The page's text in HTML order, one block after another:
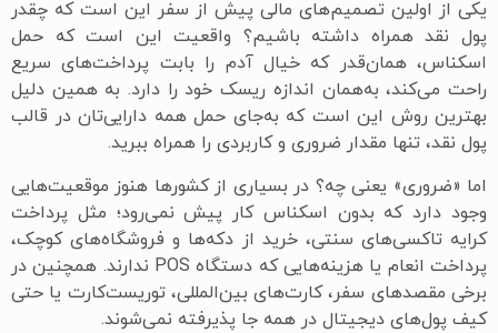
یکی از اولین تصمیم‌های مالی پیش از سفر این است که چقدر
پول نقد همراه داشته باشیم؟ واقعیت این است که حمل
اسکناس، همان‌قدر که خیال آدم را بابت پرداخت‌های سریع
راحت می‌کند، به‌همان اندازه ریسک خود را دارد. به همین دلیل
بهترین روش این است که به‌جای حمل همه دارایی‌تان در قالب
پول نقد، تنها مقدار ضروری و کاربردی را همراه ببرید.
اما «ضروری» یعنی چه؟ در بسیاری از کشورها هنوز موقعیت‌هایی
وجود دارد که بدون اسکناس کار پیش نمی‌رود؛ مثل پرداخت
کرایه تاکسی‌های سنتی، خرید از دکه‌ها و فروشگاه‌های کوچک،
پرداخت انعام یا هزینه‌هایی که دستگاه POS ندارند. همچنین در
برخی مقصدهای سفر، کارت‌های بین‌المللی، توریست‌کارت یا حتی
کیف پول‌های دیجیتال در همه جا پذیرفته نمی‌شوند.